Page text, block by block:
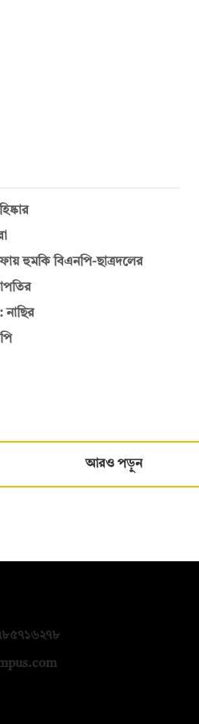
হুমকি বিএনপি-ছাত্রদলের
নাছির
আরও পড়ুন